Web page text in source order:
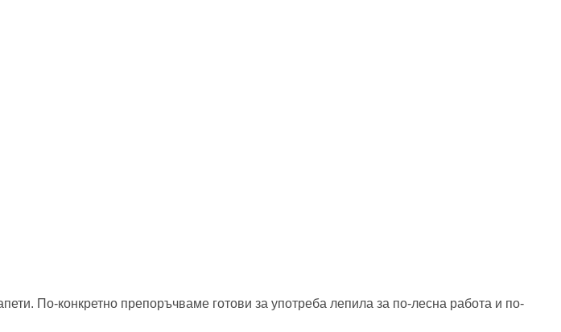
По-конкретно препоръчваме готови за употреба лепила за по-лесна работа и по-